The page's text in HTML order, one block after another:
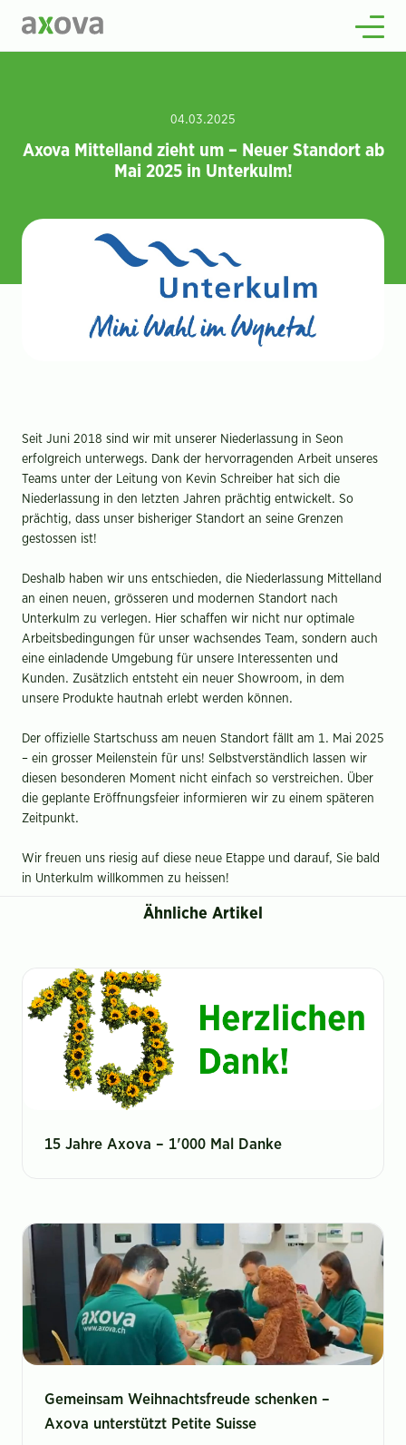
04.03.2025
Axova Mittelland zieht um – Neuer Standort ab
Mai 2025 in Unterkulm!
Seit Juni 2018 sind wir mit unserer Niederlassung in Seon
erfolgreich unterwegs. Dank der hervorragenden Arbeit unseres
Teams unter der Leitung von Kevin Schreiber hat sich die
Niederlassung in den letzten Jahren prächtig entwickelt. So
prächtig, dass unser bisheriger Standort an seine Grenzen
gestossen ist!
Deshalb haben wir uns entschieden, die Niederlassung Mittelland
an einen neuen, grösseren und modernen Standort nach
Unterkulm zu verlegen. Hier schaffen wir nicht nur optimale
Arbeitsbedingungen für unser wachsendes Team, sondern auch
eine einladende Umgebung für unsere Interessenten und
Kunden. Zusätzlich entsteht ein neuer Showroom, in dem
unsere Produkte hautnah erlebt werden können.
Der offizielle Startschuss am neuen Standort fällt am 1. Mai 2025
– ein grosser Meilenstein für uns! Selbstverständlich lassen wir
diesen besonderen Moment nicht einfach so verstreichen. Über
die geplante Eröffnungsfeier informieren wir zu einem späteren
Zeitpunkt.
Wir freuen uns riesig auf diese neue Etappe und darauf, Sie bald
in Unterkulm willkommen zu heissen!
Ähnliche Artikel
15 Jahre Axova – 1'000 Mal Danke
Gemeinsam Weihnachtsfreude schenken –
Axova unterstützt Petite Suisse